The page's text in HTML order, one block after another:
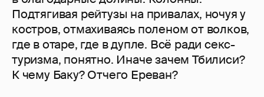
Подтягивая рейтузы на привалах, ночуя у
костров, отмахиваясь поленом от волков,
где в отаре, где в дупле. Всё ради секс-
туризма, понятно. Иначе зачем Тбилиси?
К чему Баку? Отчего Ереван?